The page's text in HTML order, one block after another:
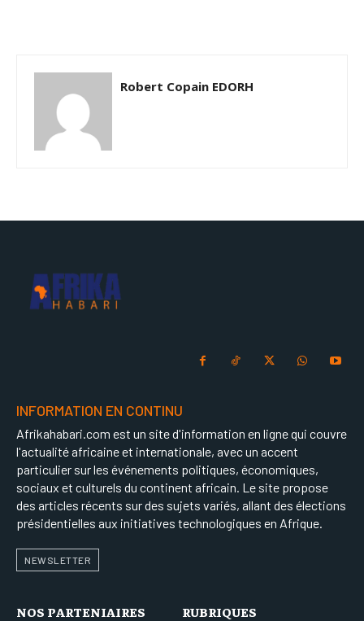
Robert Copain EDORH
INFORMATION EN CONTINU
Afrikahabari.com est un site d'information en ligne qui couvre
l'actualité africaine et internationale, avec un accent
particulier sur les événements politiques, économiques,
sociaux et culturels du continent africain. Le site propose
des articles récents sur des sujets variés, allant des élections
présidentielles aux initiatives technologiques en Afrique.
NEWSLETTER
NOS PARTENIAIRES RUBRIQUES